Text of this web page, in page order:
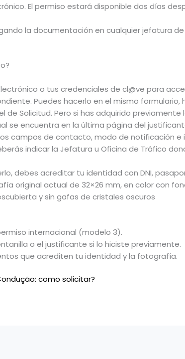
El permiso estará disponible dos días
la documentación en cualquier jefatura
o tus credenciales de cl@ve para
Puedes hacerlo en el mismo formulario,
de Solicitud. Pero si has adquirido
se encuentra en la última página del
campos de contacto, modo de notificación
indicar la Jefatura u Oficina de Tráfico
debes acreditar tu identidad con DNI,
original actual de 32×26 mm, en color con
y sin gafas de cristales oscuros
internacional (modelo 3).
o el justificante si lo hiciste previamente.
que acrediten tu identidad y la fotografía.
como solicitar?